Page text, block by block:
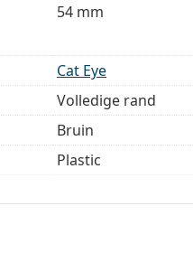
54 mm
Cat Eye
Volledige rand
Bruin
Plastic